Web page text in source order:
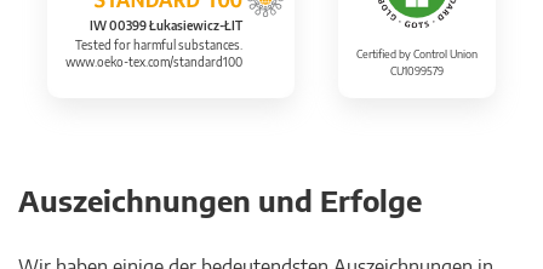
IW 00399 Łukasiewicz-ŁIT
Tested for harmful substances.
www.oeko-tex.com/standard100
Certified by Control Union
CU1099579
Auszeichnungen und Erfolge